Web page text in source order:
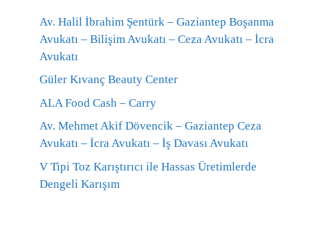
Av. Halil İbrahim Şentürk – Gaziantep Boşanma
Avukatı – Bilişim Avukatı – Ceza Avukatı – İcra
Avukatı
Güler Kıvanç Beauty Center
ALA Food Cash – Carry
Av. Mehmet Akif Dövencik – Gaziantep Ceza
Avukatı – İcra Avukatı – İş Davası Avukatı
V Tipi Toz Karıştırıcı ile Hassas Üretimlerde
Dengeli Karışım